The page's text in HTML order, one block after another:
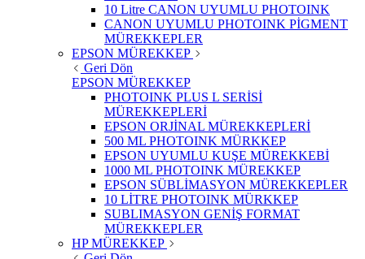
10 Litre CANON UYUMLU PHOTOINK
CANON UYUMLU PHOTOINK PİGMENT
MÜREKKEPLER
EPSON MÜREKKEP
Geri Dön
EPSON MÜREKKEP
PHOTOINK PLUS L SERİSİ
MÜREKKEPLERİ
EPSON ORJİNAL MÜREKKEPLERİ
500 ML PHOTOINK MÜRKKEP
EPSON UYUMLU KUŞE MÜREKKEBİ
1000 ML PHOTOINK MÜREKKEP
EPSON SÜBLİMASYON MÜREKKEPLER
10 LİTRE PHOTOINK MÜRKKEP
SUBLIMASYON GENİŞ FORMAT
MÜREKKEPLER
HP MÜREKKEP